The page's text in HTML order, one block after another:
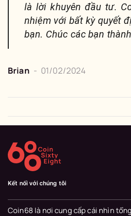
là lời khuyên đầu tư.
nhiệm với bất kỳ quyết
bạn. Chúc các bạn
Brian - 01/02/2024
Kết nối với chúng tôi
Coin68 là nơi cung cấp cái nhìn